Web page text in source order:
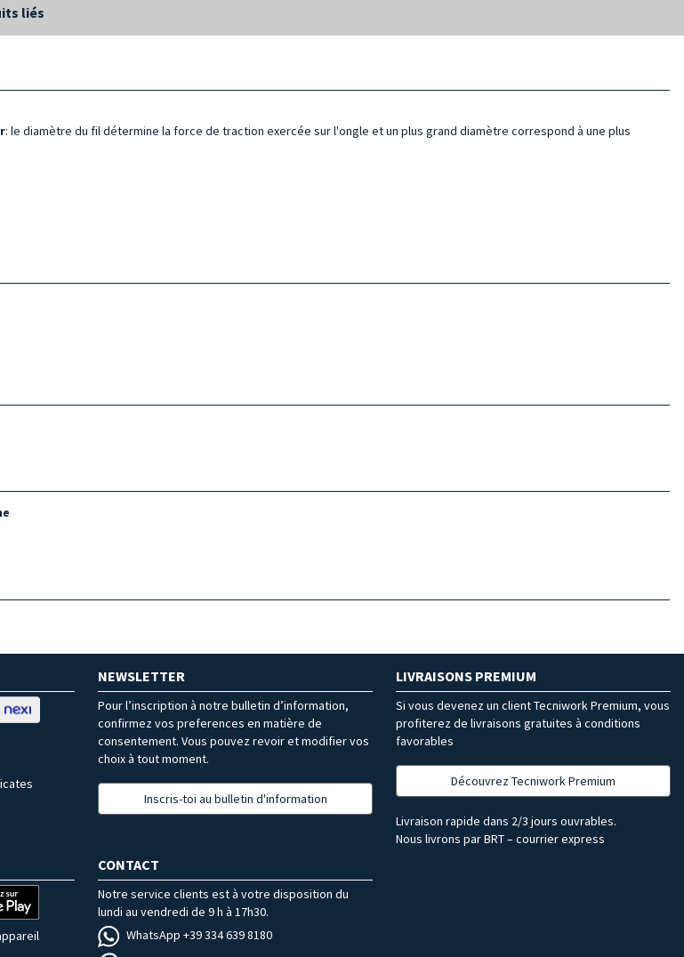
liés
: le diamètre du fil détermine la force de traction exercée sur l'ongle et un plus grand diamètre correspond à une plus
NEWSLETTER
Pour l’inscription à notre bulletin d’information,
confirmez vos preferences en matière de
consentement. Vous pouvez revoir et modifier vos
choix à tout moment.
Inscris-toi au bulletin d'information
LIVRAISONS PREMIUM
Si vous devenez un client Tecniwork Premium, vous
profiterez de livraisons gratuites à conditions
favorables
Découvrez Tecniwork Premium
Livraison rapide dans 2/3 jours ouvrables.
Nous livrons par BRT – courrier express
CONTACT
Notre service clients est à votre disposition du
lundi au vendredi de 9 h à 17h30.
WhatsApp +39 334 639 8180